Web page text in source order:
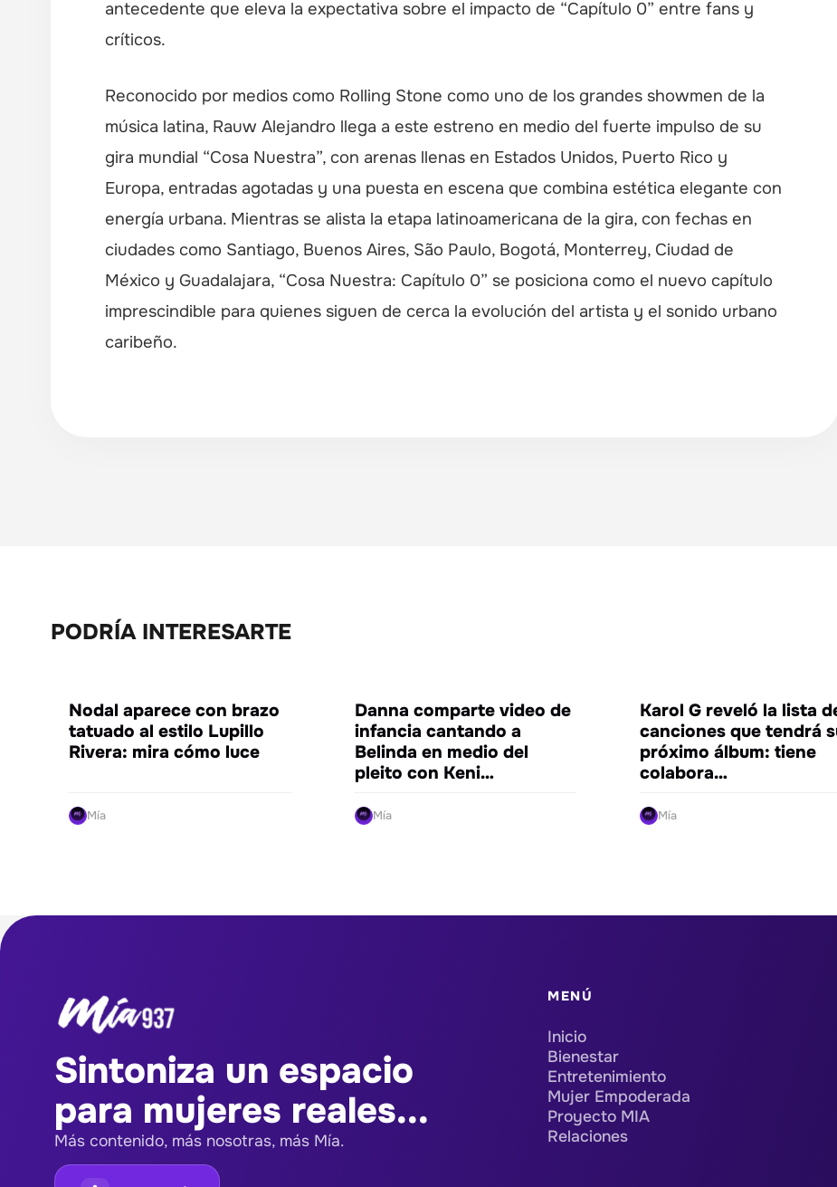
antecedente que eleva la expectativa sobre el impacto de “Capítulo 0” entre fans y
críticos.
Reconocido por medios como Rolling Stone como uno de los grandes showmen de la
música latina, Rauw Alejandro llega a este estreno en medio del fuerte impulso de su
gira mundial “Cosa Nuestra”, con arenas llenas en Estados Unidos, Puerto Rico y
Europa, entradas agotadas y una puesta en escena que combina estética elegante con
energía urbana. Mientras se alista la etapa latinoamericana de la gira, con fechas en
ciudades como Santiago, Buenos Aires, São Paulo, Bogotá, Monterrey, Ciudad de
México y Guadalajara, “Cosa Nuestra: Capítulo 0” se posiciona como el nuevo capítulo
imprescindible para quienes siguen de cerca la evolución del artista y el sonido urbano
caribeño.
PODRÍA INTERESARTE
ENTRETENIMIENTO
Nodal aparece con brazo
tatuado al estilo Lupillo
Rivera: mira cómo luce
Mía
ENTRETENIMIENTO
Danna comparte video de
infancia cantando a
Belinda en medio del
pleito con Keni…
Mía
Karol G reveló la lista
canciones que tendrá
próximo álbum: tiene
colabora…
Mía
Sintoniza un espacio
para mujeres reales...
Más contenido, más nosotras, más Mía.
MENÚ
Inicio
Bienestar
Entretenimiento
Mujer Empoderada
Proyecto MIA
Relaciones